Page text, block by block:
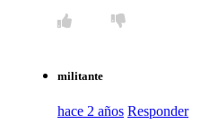
militante
hace 2 años Responder